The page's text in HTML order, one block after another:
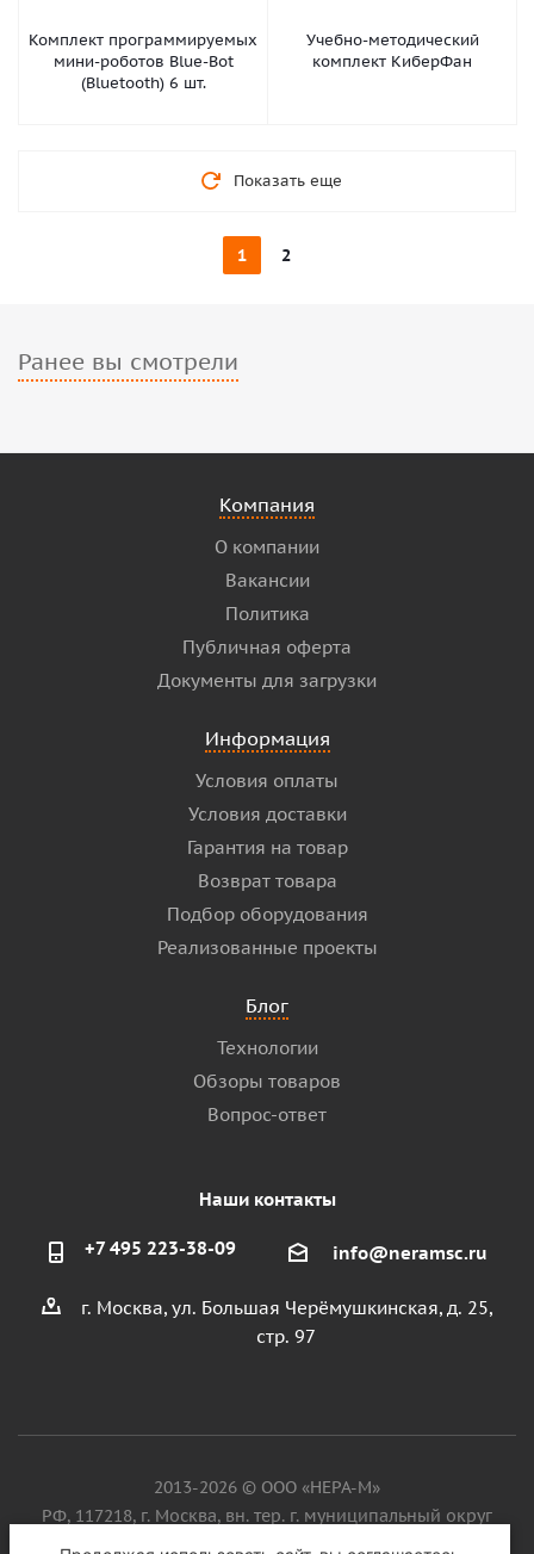
Комплект программируемых
мини-роботов Blue-Bot
(Bluetooth) 6 шт.
Учебно-методический
комплект КиберФан
Показать еще
1 2
Ранее вы смотрели
Компания
О компании
Вакансии
Политика
Публичная оферта
Документы для загрузки
Информация
Условия оплаты
Условия доставки
Гарантия на товар
Возврат товара
Подбор оборудования
Реализованные проекты
Блог
Технологии
Обзоры товаров
Вопрос-ответ
Наши контакты
+7 495 223-38-09 info@neramsc.ru
г. Москва, ул. Большая Черёмушкинская, д. 25,
стр. 97
2013-2026 © ООО «НЕРА-М»
РФ, 117218, г. Москва, вн. тер. г. муниципальный округ
Котловка, ул. Большая Черёмушкинская, д. 25, стр. 97, ИНН